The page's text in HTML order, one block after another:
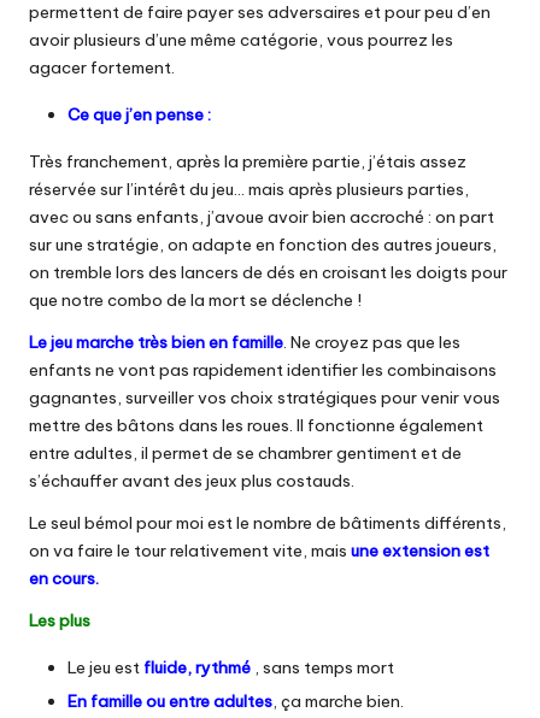
permettent de faire payer ses adversaires et pour peu d’en
avoir plusieurs d’une même catégorie, vous pourrez les
agacer fortement.
Ce que j’en pense :
Très franchement, après la première partie, j’étais assez
réservée sur l’intérêt du jeu… mais après plusieurs parties,
avec ou sans enfants, j’avoue avoir bien accroché : on part
sur une stratégie, on adapte en fonction des autres joueurs,
on tremble lors des lancers de dés en croisant les doigts pour
que notre combo de la mort se déclenche !
Le jeu marche très bien en famille. Ne croyez pas que les
enfants ne vont pas rapidement identifier les combinaisons
gagnantes, surveiller vos choix stratégiques pour venir vous
mettre des bâtons dans les roues. Il fonctionne également
entre adultes, il permet de se chambrer gentiment et de
s’échauffer avant des jeux plus costauds.
Le seul bémol pour moi est le nombre de bâtiments différents,
on va faire le tour relativement vite, mais une extension est
en cours.
Les plus
Le jeu est fluide, rythmé , sans temps mort
En famille ou entre adultes, ça marche bien.